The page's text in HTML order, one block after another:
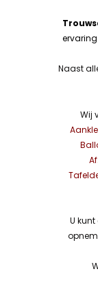
Naast
Wij
U